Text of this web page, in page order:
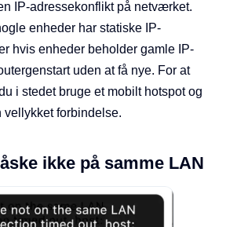
IP-adressekonflikt på netværket.
enheder har statiske IP-
hvis enheder beholder gamle IP-
uden at få nye. For at
i stedet bruge et mobilt hotspot og
vellykket forbindelse.
ikke på samme LAN